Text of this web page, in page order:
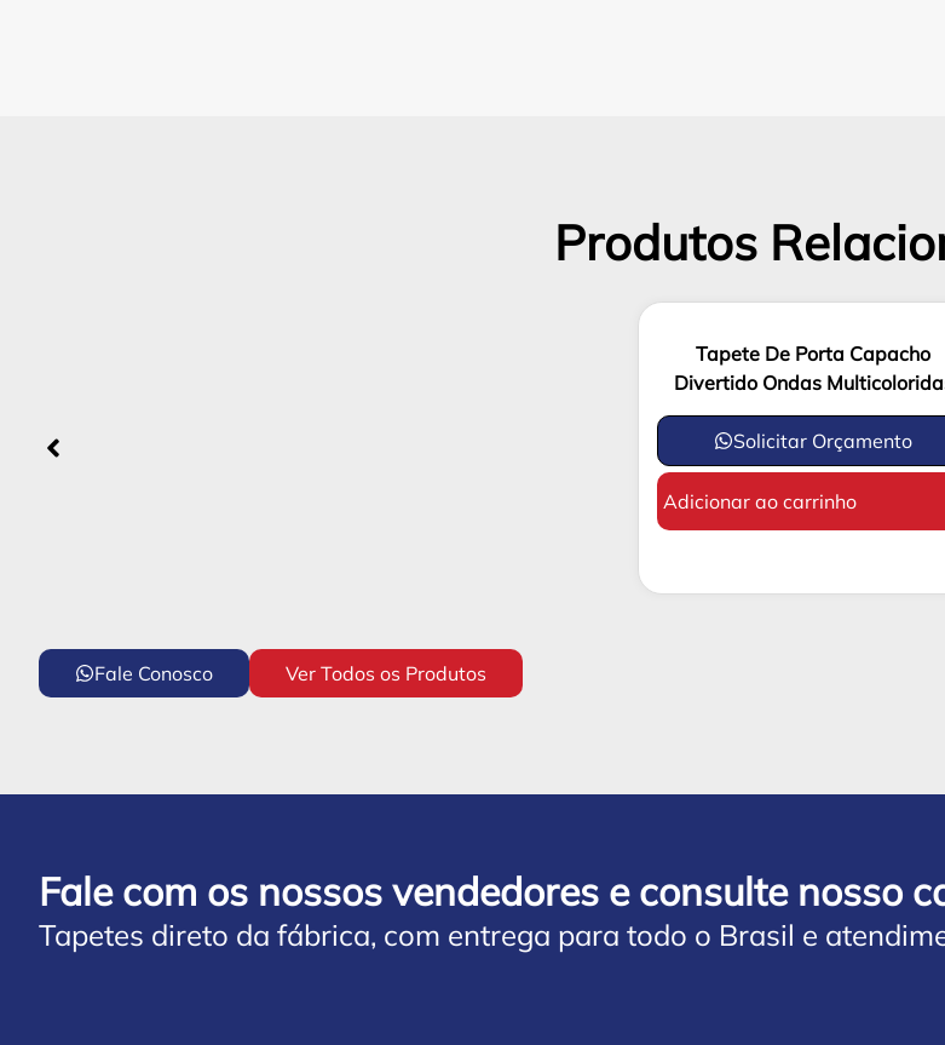
Produtos
Tapete De Porta Capacho
Divertido Ondas
Solicitar Orçamento
Adicionar ao carrinho
Fale Conosco Ver Todos os Produtos
Fale com os nossos vendedores e consulte nosso
Tapetes direto da fábrica, com entrega para todo o Brasil e